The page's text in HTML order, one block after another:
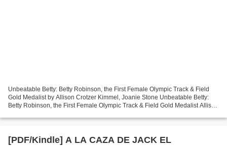
Unbeatable Betty: Betty Robinson, the First Female Olympic Track & Field
Gold Medalist by Allison Crotzer Kimmel, Joanie Stone Unbeatable Betty:
Betty Robinson, the First Female Olympic Track & Field Gold Medalist Allison
[PDF/Kindle] A LA CAZA DE JACK EL